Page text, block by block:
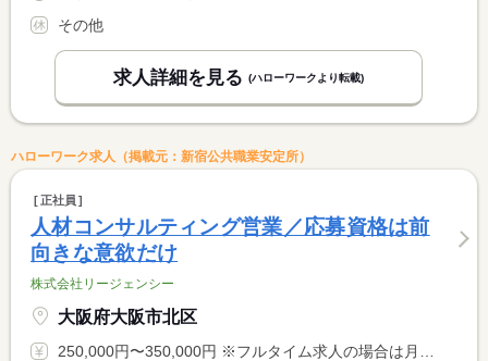
その他
求人詳細を見る (ハローワークより転載)
ハローワーク求人（掲載元：新宿公共職業安定所）
正社員
人材コンサルティング営業／応募資格は前
向きな意欲だけ
株式会社リージェンシー
大阪府大阪市北区
250,000円〜350,000円 ※フルタイム求人の場合は月額（換算額）、パート求人の場合は時間額を表示しています。